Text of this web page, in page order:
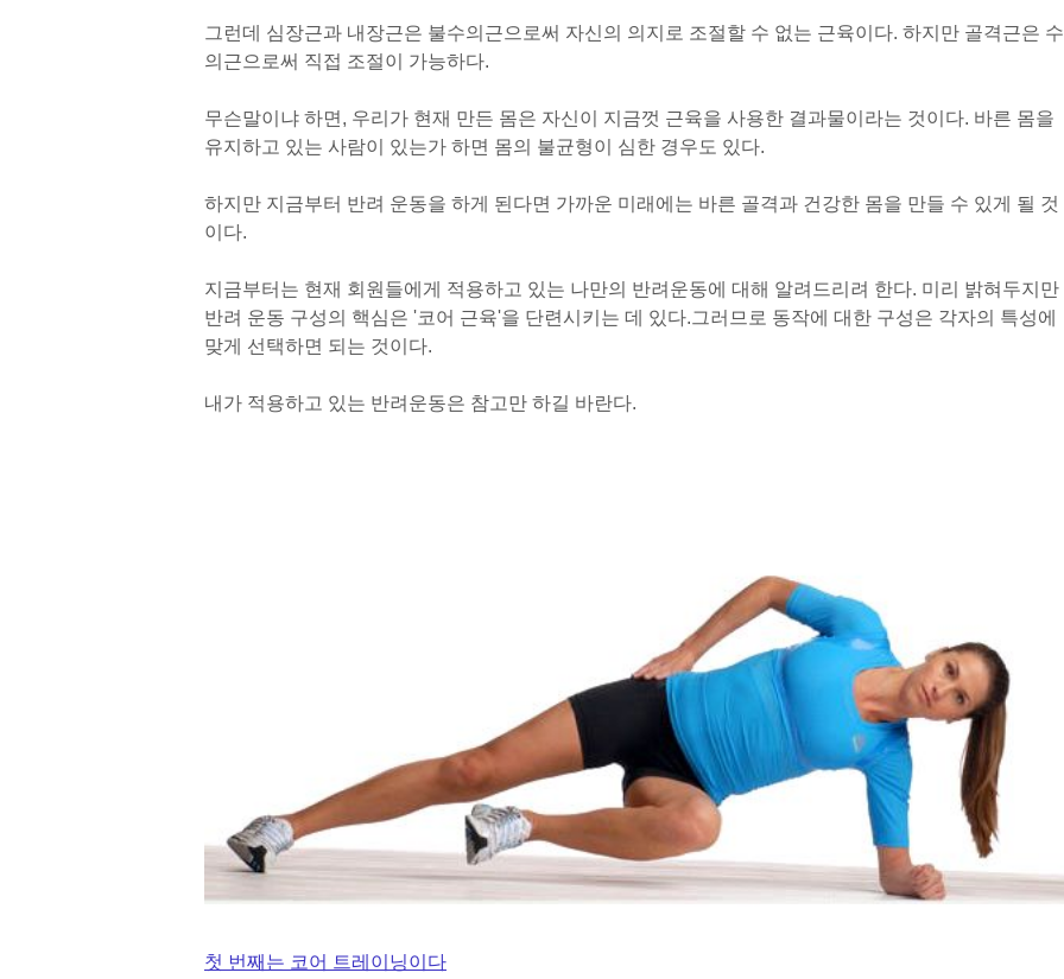
그런데 심장근과 내장근은 불수의근으로써 자신의 의지로 조절할 수 없는 근육이다. 하지만 골격근은 수
의근으로써 직접 조절이 가능하다.
무슨말이냐 하면, 우리가 현재 만든 몸은 자신이 지금껏 근육을 사용한 결과물이라는 것이다. 바른 몸을
유지하고 있는 사람이 있는가 하면 몸의 불균형이 심한 경우도 있다.
하지만 지금부터 반려 운동을 하게 된다면 가까운 미래에는 바른 골격과 건강한 몸을 만들 수 있게 될 것
이다.
지금부터는 현재 회원들에게 적용하고 있는 나만의 반려운동에 대해 알려드리려 한다. 미리 밝혀 두지만
반려 운동 구성의 핵심은 '코어 근육'을 단련시키는 데 있다.그러므로 동작에 대한 구성은 각자의 특성에
맞게 선택하면 되는 것이다.
내가 적용하고 있는 반려운동은 참고만 하길 바란다.
첫 번째는 코어 트레이닝이다